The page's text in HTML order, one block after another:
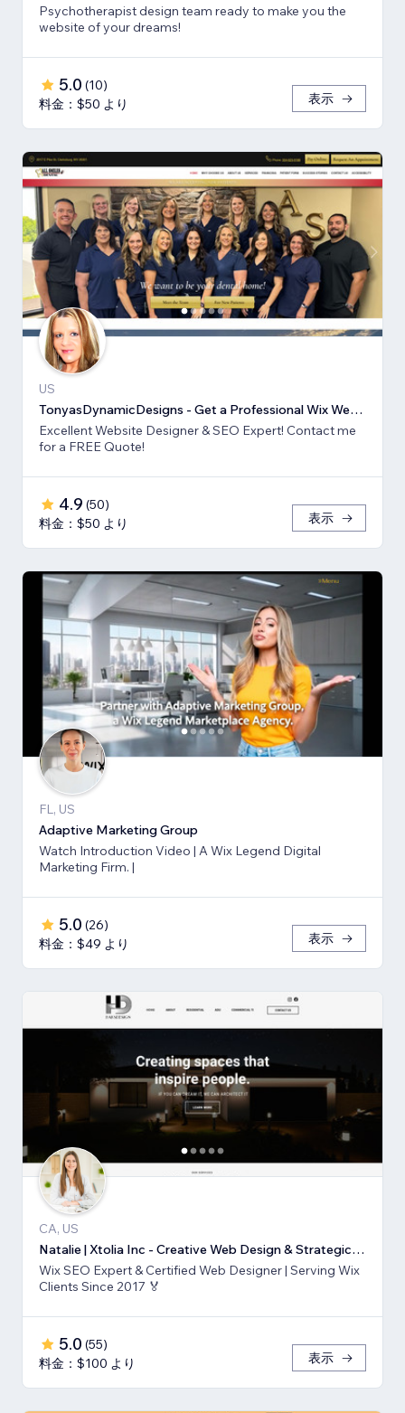
Psychotherapist design team ready to make you the
website of your dreams!
5.0 (10)
料金：$50 より
表示
US
TonyasDynamicDesigns - Get a Professional Wix Website Design
Excellent Website Designer & SEO Expert! Contact me
for a FREE Quote!
4.9 (50)
料金：$50 より
表示
FL, US
Adaptive Marketing Group
Watch Introduction Video | A Wix Legend Digital
Marketing Firm. |
5.0 (26)
料金：$49 より
表示
CA, US
Natalie | Xtolia Inc - Creative Web Design & Strategic Marketing Agency
Wix SEO Expert & Certified Web Designer | Serving Wix
Clients Since 2017 🏅
5.0 (55)
料金：$100 より
表示